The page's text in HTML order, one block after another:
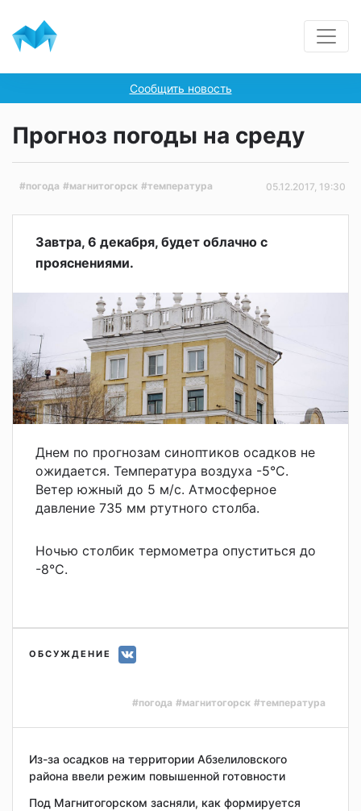
Сообщить новость
Прогноз погоды на среду
#погода #магнитогорск #температура 05.12.2017, 19:30
Завтра, 6 декабря, будет облачно с
прояснениями.
Днем по прогнозам синоптиков осадков не
ожидается. Температура воздуха -5°C.
Ветер южный до 5 м/с. Атмосферное
давление 735 мм ртутного столба.
Ночью столбик термометра опуститься до
-8°C.
ОБСУЖДЕНИЕ
#погода #магнитогорск #температура
Из-за осадков на территории Абзелиловского
района ввели режим повышенной готовности
Под Магнитогорском засняли, как формируется